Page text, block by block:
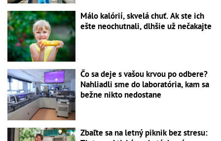
Málo kalórií, skvelá chuť. Ak ste ich
ešte neochutnali, dlhšie už nečakajte
Čo sa deje s vašou krvou po odbere?
Nahliadli sme do laboratória, kam sa
bežne nikto nedostane
Zbaľte sa na letný piknik bez stresu: